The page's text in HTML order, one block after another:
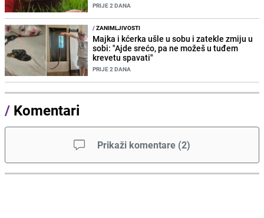
PRIJE 2 DANA
/ZANIMLJIVOSTI
Majka i kćerka ušle u sobu i zatekle zmiju u
sobi: "Ajde srećo, pa ne možeš u tuđem
krevetu spavati"
PRIJE 2 DANA
/ Komentari
Prikaži komentare (2)